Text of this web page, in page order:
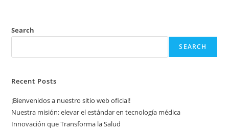
Search
SEARCH
Recent Posts
¡Bienvenidos a nuestro sitio web oficial!
Nuestra misión: elevar el estándar en tecnología médica
Innovación que Transforma la Salud